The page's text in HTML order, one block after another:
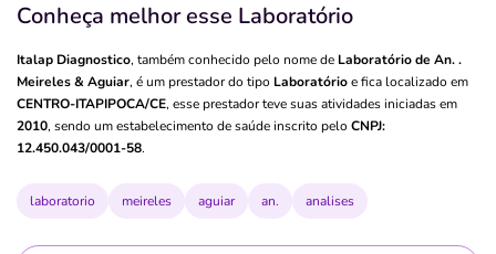
Conheça melhor esse Laboratório
Italap Diagnostico, também conhecido pelo nome de Laboratório de An. .
Meireles & Aguiar, é um prestador do tipo Laboratórioe fica localizado em
CENTRO-ITAPIPOCA/CE, esse prestador teve suas atividades iniciadas em
2010, sendo um estabelecimento de saúde inscrito pelo CNPJ:
12.450.043/0001-58.
laboratorio meireles aguiar an. analises